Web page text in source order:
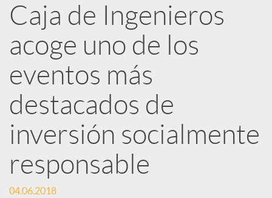
e
d
e
s
S
Caja de Ingenieros
acoge uno de los
eventos más
destacados de
inversión socialmente
responsable
04.06.2018